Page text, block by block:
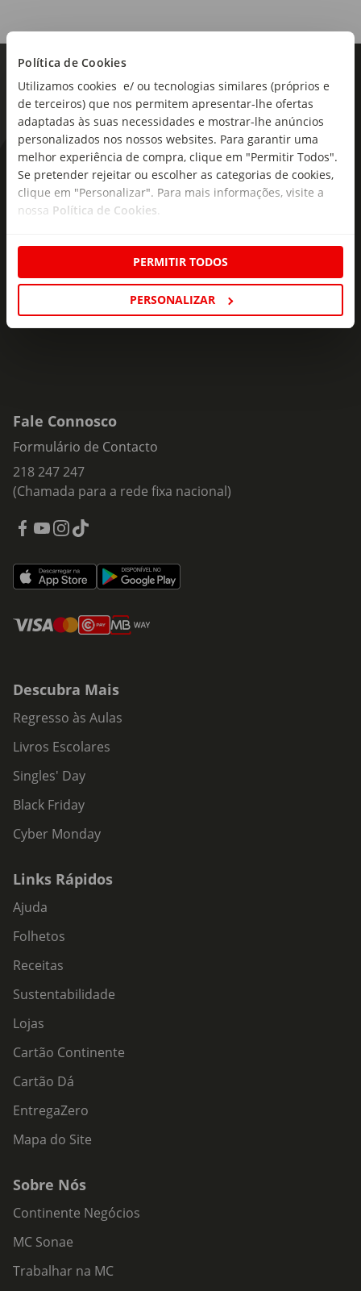
Política de Cookies
Utilizamos cookies e/ ou tecnologias similares (próprios e
de terceiros) que nos permitem apresentar-lhe ofertas
adaptadas às suas necessidades e mostrar-lhe anúncios
personalizados nos nossos websites. Para garantir uma
melhor experiência de compra, clique em "Permitir Todos".
Se pretender rejeitar ou escolher as categorias de cookies,
clique em "Personalizar". Para mais informações, visite a
nossa Política de Cookies
PERMITIR TODOS
PERSONALIZAR
Encosto:
base.
As novidades mais frescas no
seu e-mail!
ofertas e novidades para si.
Insira o seu e-
Fale Connosco
Formulário de Contacto
218 247 247
(Chamada para a rede fixa nacional)
Descubra Mais
Regresso às Aulas
Livros Escolares
Singles' Day
Black Friday
Cyber Monday
Links Rápidos
Ajuda
Folhetos
Receitas
Sustentabilidade
Lojas
Cartão Continente
Cartão Dá
EntregaZero
Mapa do Site
Sobre Nós
Continente Negócios
MC Sonae
Trabalhar na MC